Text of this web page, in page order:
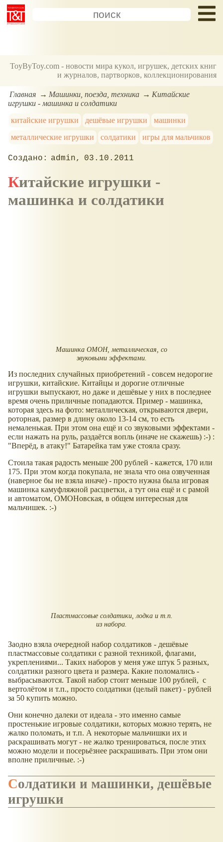
ToyByToy.com - новости мира кукол, игрушек, детских книг
и журналов, партворков, коллекционирования
Главная Машинки, поезда, техника
Китайские
игрушки - машинка и солдатики
китайские игрушки
дешёвые игрушки
машинки
металлические игрушки
солдатики игры для мальчиков
admin 03.10.2011
Китайские игрушки -
машинка и солдатики
Машинка ОМОН, металлическая, со
звуковыми эффектами.
Из последних случайных приобретений - совсем недорогие
игрушки, китайские. Китайцы и дорогие отличные
игрушки выпускают, но даже и дешёвые у них в последнее
время очень приличные попадаются. Пример - машинка,
которая здесь на фото: металлическая, открываются двери,
роторная, размер в длину около 13-14 см, то есть
немаленькая. При этом она ещё и со звуковыми эффектами -
если нажать на руль, раздаётся вопль (иначе не скажешь) :-) :
"Вперёд, в атаку!" Батарейка там уже стояла сразу.
Стоила такая радость меньше 200 рублей - кажется, 170 или
175. При этом когда покупала, не знала что она озвученная
(наверное бы не взяла иначе) - просто нужна была игровая
машинка камуфляжной расцветки, а тут она ещё и с рамой
и автоматом, ОМОНовская, в общем интересная для
мальчишек. :-)
Пластмассовые солдатики, лодка и т.п.
из набора.
Заодно взяла очередной набор солдатиков - дешёвые
пластмассовые солдатики с разной техникой, флагами,
укреплениями... Таких наборов у меня уже штук 5 разных,
солдатики разного цвета и размера. Какие поломались -
выбрасываются. Такой набор стоит меньше 100 рублей, с
вертолётом и т.п., просто солдатики (целый пакет) - рублей
за 50 купить можно.
Они конечно далеки от идеала - это именно самые
простенькие игровые солдатики, которых можно терять, не
жалко поломать, и т.п. А некоторые мальчишки их и
раскрашивать могут - не жалко тренироваться, после этих
можно модели и посерьёзнее раскрашивать. При этом они
вполне приличные. :-)
Солдатики и машинки, дешёвые
игрушки